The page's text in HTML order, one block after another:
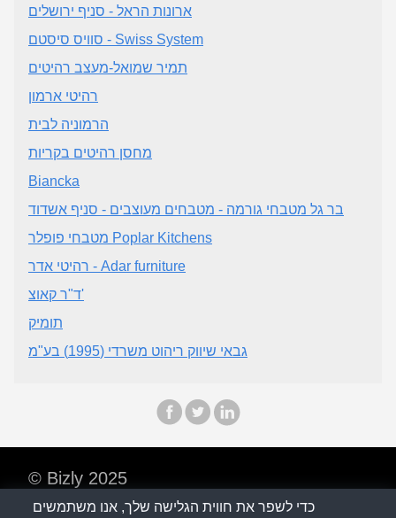
ארונות הראל - סניף ירושלים
סוויס סיסטם - Swiss System
תמיר שמואל-מעצב רהיטים
רהיטי ארמון
הרמוניה לבית
מחסן רהיטים בקריות
Biancka
בר גל מטבחי גורמה - מטבחים מעוצבים - סניף אשדוד
מטבחי פופלר Poplar Kitchens
רהיטי אדר - Adar furniture
ד"ר קאוצ'
תומיק
גבאי שיווק ריהוט משרדי (1995) בע"מ
© Bizly 2025
מדיניות פרטיות
כדי לשפר את חווית הגלישה שלך, אנו משתמשים